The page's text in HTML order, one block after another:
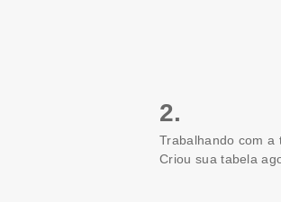
2.
Trabalhando com a
Criou sua tabela